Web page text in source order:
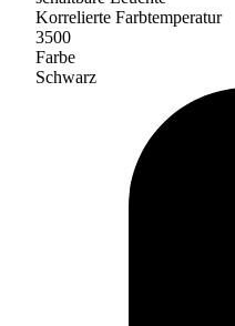
Korrelierte Farbtemperatur
3500
Farbe
Schwarz